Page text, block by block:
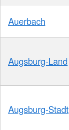
Auerbach
Augsburg-Land
Augsburg-Stadt